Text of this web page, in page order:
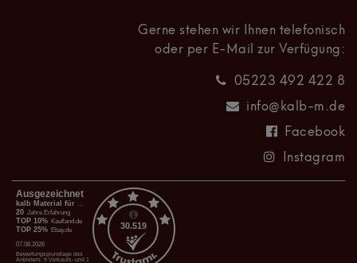
Gerne stehen wir Ihnen telefonisch
oder per E-Mail zur Verfügung:
05223 492 422 8
info@kalb-m.de
Facebook
Instagram